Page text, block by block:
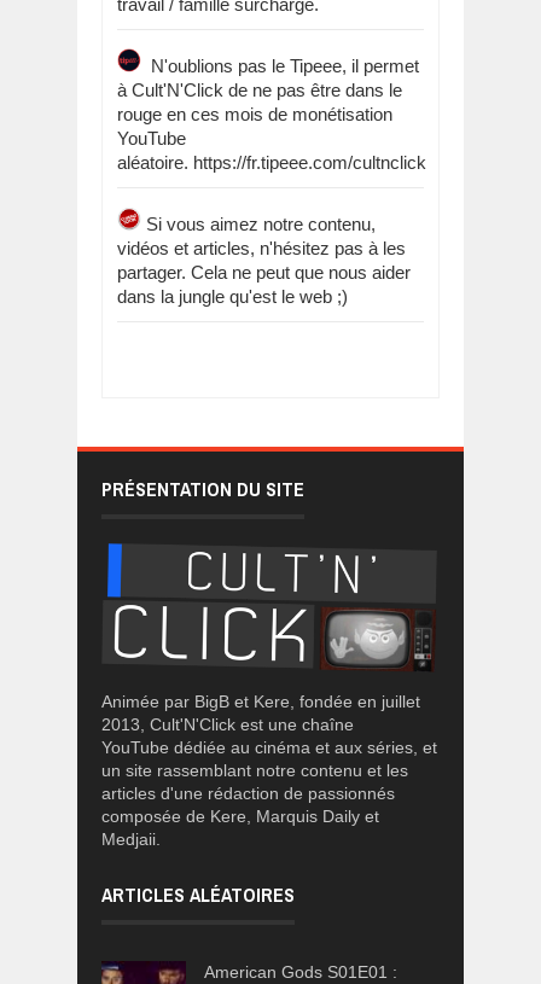
travail / famille surchargé.
N'oublions pas le Tipeee, il permet
à Cult'N'Click de ne pas être dans le
rouge en ces mois de monétisation
YouTube
aléatoire. https://fr.tipeee.com/cultnclick
Si vous aimez notre contenu,
vidéos et articles, n'hésitez pas à les
partager. Cela ne peut que nous aider
dans la jungle qu'est le web ;)
PRÉSENTATION DU SITE
Animée par BigB et Kere, fondée en juillet
2013, Cult'N'Click est une chaîne
YouTube dédiée au cinéma et aux séries, et
un site rassemblant notre contenu et les
articles d'une rédaction de passionnés
composée de Kere, Marquis Daily et
Medjaii.
ARTICLES ALÉATOIRES
American Gods S01E01 :